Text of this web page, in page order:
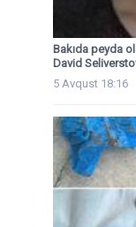
Bakıda peyda
David
5 Avqust 18:16